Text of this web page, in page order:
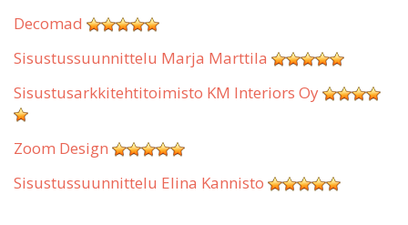
Decomad
Sisustussuunnittelu Marja Marttila
Sisustusarkkitehtitoimisto KM Interiors Oy
Zoom Design
Sisustussuunnittelu Elina Kannisto